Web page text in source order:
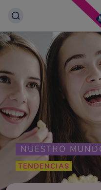
NUESTRO
TENDENCIAS